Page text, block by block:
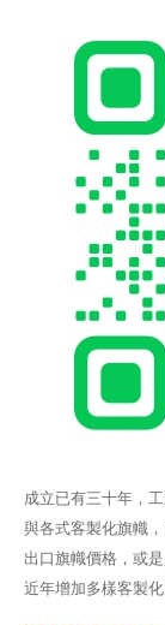
成立已有三十年，
與各式客製化旗幟
出口旗幟價格，或
近年增加多樣客製